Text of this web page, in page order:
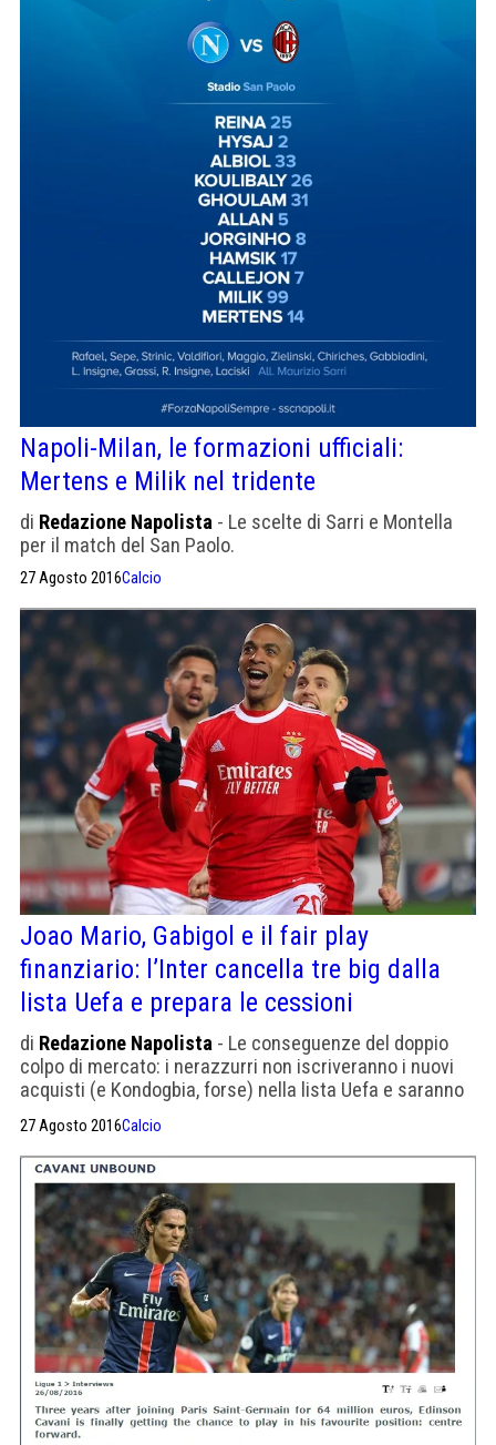
Napoli-Milan, le formazioni ufficiali:
Mertens e Milik nel tridente
di Redazione Napolista - Le scelte di Sarri e Montella
per il match del San Paolo.
27 Agosto 2016Calcio
Joao Mario, Gabigol e il fair play
finanziario: l’Inter cancella tre big dalla
lista Uefa e prepara le cessioni
di Redazione Napolista - Le conseguenze del doppio
colpo di mercato: i nerazzurri non iscriveranno i nuovi
acquisti (e Kondogbia, forse) nella lista Uefa e saranno
27 Agosto 2016Calcio